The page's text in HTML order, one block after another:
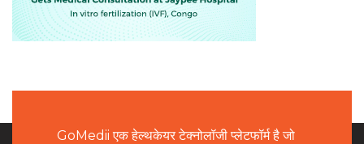
GoMedii एक हेल्थकेयर टेक्नोलॉजी प्लेटफॉर्म है जो